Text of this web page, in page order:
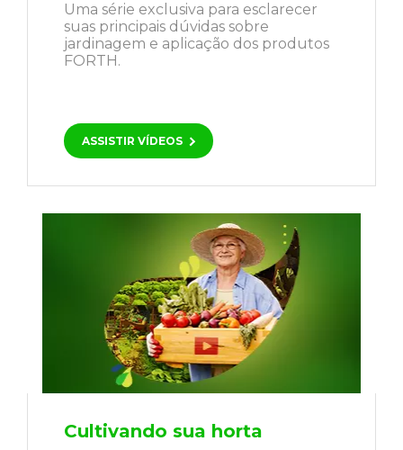
Uma série exclusiva para esclarecer
suas principais dúvidas sobre
jardinagem e aplicação dos produtos
FORTH.
ASSISTIR VÍDEOS
Cultivando sua horta